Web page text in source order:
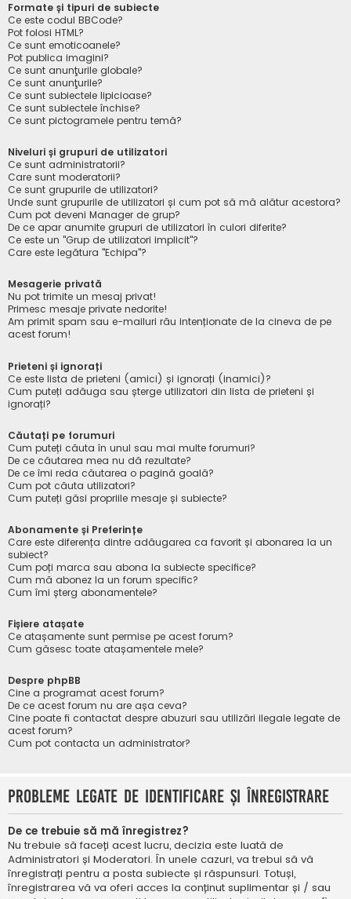
Formate și tipuri de subiecte
Ce este codul BBCode?
Pot folosi HTML?
Ce sunt emoticoanele?
Pot publica imagini?
Ce sunt anunţurile globale?
Ce sunt anunţurile?
Ce sunt subiectele lipicioase?
Ce sunt subiectele închise?
Ce sunt pictogramele pentru temă?
Niveluri și grupuri de utilizatori
Ce sunt administratorii?
Care sunt moderatorii?
Ce sunt grupurile de utilizatori?
Unde sunt grupurile de utilizatori și cum pot să mă alătur acestora?
Cum pot deveni Manager de grup?
De ce apar anumite grupuri de utilizatori în culori diferite?
Ce este un "Grup de utilizatori implicit"?
Care este legătura "Echipa"?
Mesagerie privată
Nu pot trimite un mesaj privat!
Primesc mesaje private nedorite!
Am primit spam sau e-mailuri rău intenționate de la cineva de pe
acest forum!
Prieteni și ignorați
Ce este lista de prieteni (amici) și ignorați (inamici)?
Cum puteți adăuga sau șterge utilizatori din lista de prieteni și
ignorați?
Căutați pe forumuri
Cum puteți căuta în unul sau mai multe forumuri?
De ce căutarea mea nu dă rezultate?
De ce îmi reda căutarea o pagină goală?
Cum pot căuta utilizatori?
Cum puteți găsi propriile mesaje și subiecte?
Abonamente și Preferințe
Care este diferența dintre adăugarea ca favorit și abonarea la un
subiect?
Cum poți marca sau abona la subiecte specifice?
Cum mă abonez la un forum specific?
Cum îmi șterg abonamentele?
Fișiere atașate
Ce atașamente sunt permise pe acest forum?
Cum găsesc toate atașamentele mele?
Despre phpBB
Cine a programat acest forum?
De ce acest forum nu are așa ceva?
Cine poate fi contactat despre abuzuri sau utilizări ilegale legate de
acest forum?
Cum pot contacta un administrator?
Probleme legate de identificare și înregistrare
De ce trebuie să mă înregistrez?
Nu trebuie să faceți acest lucru, decizia este luată de
Administratori și Moderatori. În unele cazuri, va trebui să vă
înregistrați pentru a posta subiecte și răspunsuri. Totuși,
înregistrarea vă va oferi acces la conținut suplimentar și / sau